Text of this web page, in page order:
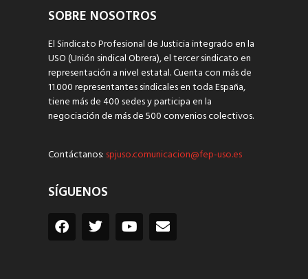
SOBRE NOSOTROS
El Sindicato Profesional de Justicia integrado en la
USO (Unión sindical Obrera), el tercer sindicato en
representación a nivel estatal. Cuenta con más de
11.000 representantes sindicales en toda España,
tiene más de 400 sedes y participa en la
negociación de más de 500 convenios colectivos.
Contáctanos: spjuso.comunicacion@fep-uso.es
SÍGUENOS